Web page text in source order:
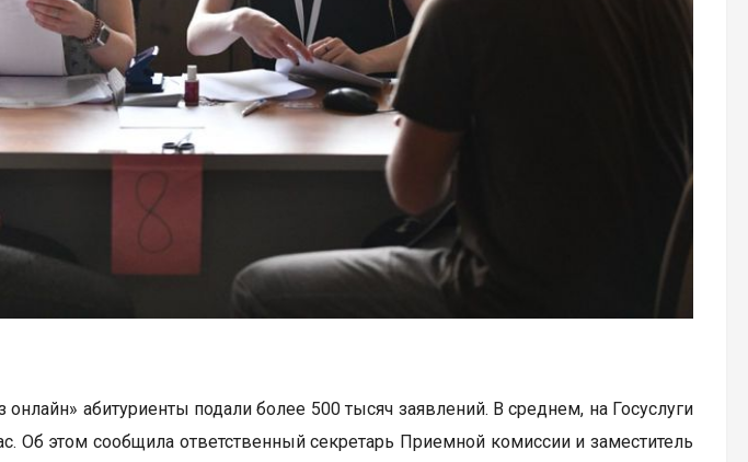
абитуриенты подали более 500 тысяч заявлений. В среднем, на Госуслуги
Об этом сообщила ответственный секретарь Приемной комиссии и заместитель